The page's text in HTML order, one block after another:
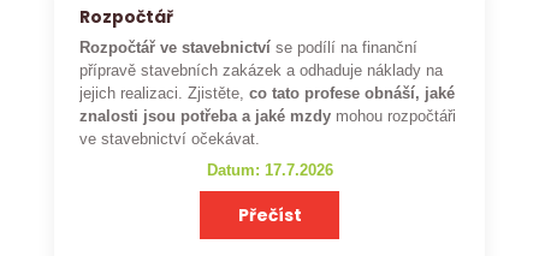
Rozpočtář
Rozpočtář ve stavebnictví se podílí na finanční
přípravě stavebních zakázek a odhaduje náklady na
jejich realizaci. Zjistěte,co tato profese obnáší, jaké
znalosti jsou potřeba a jaké mzdy mohou rozpočtáři
ve stavebnictví očekávat.
Datum: 17.7.2026
Přečíst